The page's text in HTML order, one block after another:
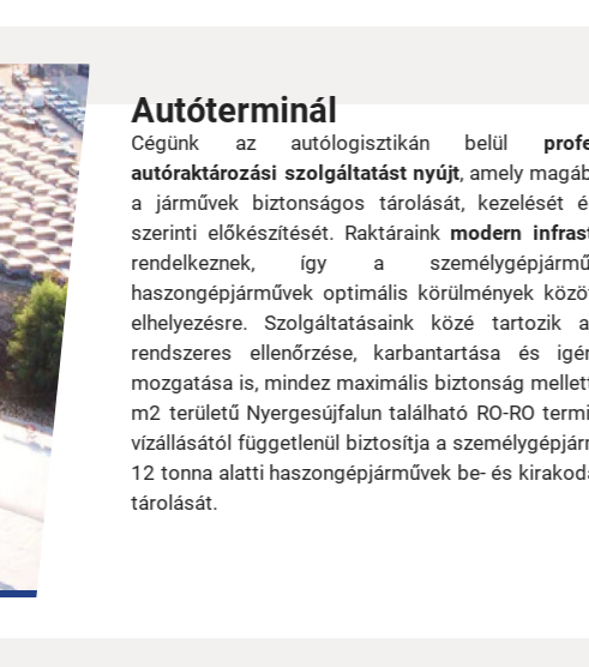
Autóterminál
Cégünk az autólogisztikán belül
autóraktározási szolgáltatást nyújt, amely
a járművek biztonságos tárolását, kezelését
szerinti előkészítését. Raktáraink modern
rendelkeznek, így a
haszongépjárművek optimális körülmények
elhelyezésre. Szolgáltatásaink közé tartozik
rendszeres ellenőrzése, karbantartása és
mozgatása is, mindez maximális biztonság
m2 területű Nyergesújfalun található RO-RO
vízállásától függetlenül biztosítja a
12 tonna alatti haszongépjárművek be- és
tárolását.